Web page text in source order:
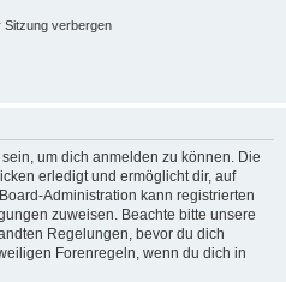
Sitzung verbergen
um dich anmelden zu können. Die
erledigt und ermöglicht dir, auf
Administration kann registrierten
zuweisen. Beachte bitte unsere
Regelungen, bevor du dich
Forenregeln, wenn du dich in